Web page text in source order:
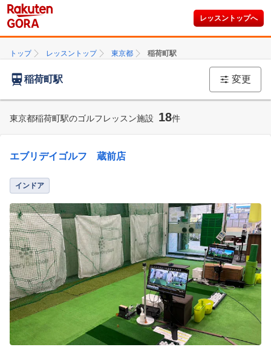
レッスントップへ
トップ レッスントップ 東京都 稲荷町駅
稲荷町駅 変更
東京都稲荷町駅のゴルフレッスン施設 18件
エブリデイゴルフ 蔵前店
インドア